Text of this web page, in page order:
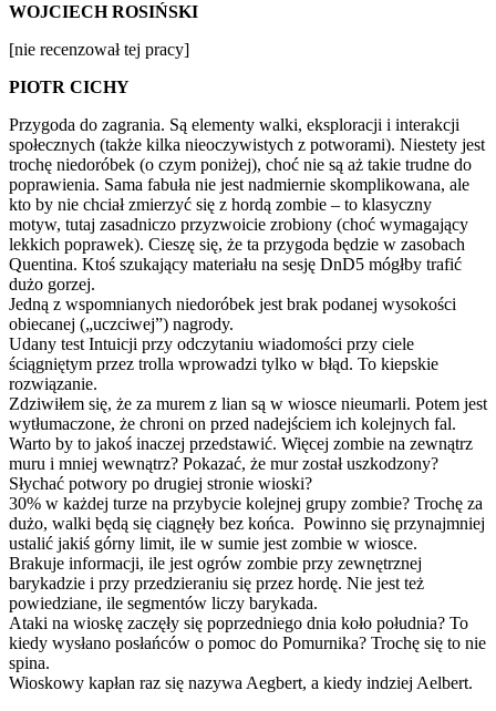
WOJCIECH ROSIŃSKI
[nie recenzował tej pracy]
PIOTR CICHY
Przygoda do zagrania. Są elementy walki, eksploracji i interakcji
społecznych (także kilka nieoczywistych z potworami). Niestety jest
trochę niedoróbek (o czym poniżej), choć nie są aż takie trudne do
poprawienia. Sama fabuła nie jest nadmiernie skomplikowana, ale
kto by nie chciał zmierzyć się z hordą zombie – to klasyczny
motyw, tutaj zasadniczo przyzwoicie zrobiony (choć wymagający
lekkich poprawek). Cieszę się, że ta przygoda będzie w zasobach
Quentina. Ktoś szukający materiału na sesję DnD5 mógłby trafić
dużo gorzej.
Jedną z wspomnianych niedoróbek jest brak podanej wysokości
obiecanej („uczciwej”) nagrody.
Udany test Intuicji przy odczytaniu wiadomości przy ciele
ściągniętym przez trolla wprowadzi tylko w błąd. To kiepskie
rozwiązanie.
Zdziwiłem się, że za murem z lian są w wiosce nieumarli. Potem jest
wytłumaczone, że chroni on przed nadejściem ich kolejnych fal.
Warto by to jakoś inaczej przedstawić. Więcej zombie na zewnątrz
muru i mniej wewnątrz? Pokazać, że mur został uszkodzony?
Słychać potwory po drugiej stronie wioski?
30% w każdej turze na przybycie kolejnej grupy zombie? Trochę za
dużo, walki będą się ciągnęły bez końca. Powinno się przynajmniej
ustalić jakiś górny limit, ile w sumie jest zombie w wiosce.
Brakuje informacji, ile jest ogrów zombie przy zewnętrznej
barykadzie i przy przedzieraniu się przez hordę. Nie jest też
powiedziane, ile segmentów liczy barykada.
Ataki na wioskę zaczęły się poprzedniego dnia koło południa? To
kiedy wysłano posłańców o pomoc do Pomurnika? Trochę się to nie
spina.
Wioskowy kapłan raz się nazywa Aegbert, a kiedy indziej Aelbert.